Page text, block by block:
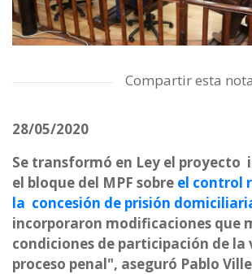
Compartir esta nota
28/05/2020
Se transformó en Ley el proyecto
el bloque del MPF sobre el control
la concesión de prisión
incorporaron modificaciones que
condiciones de participación de la
proceso penal", aseguró Pablo